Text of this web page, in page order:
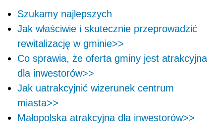
Szukamy najlepszych
Jak właściwie i skutecznie przeprowadzić
rewitalizację w gminie>>
Co sprawia, że oferta gminy jest atrakcyjna
dla inwestorów>>
Jak uatrakcyjnić wizerunek centrum
miasta>>
Małopolska atrakcyjna dla inwestorów>>